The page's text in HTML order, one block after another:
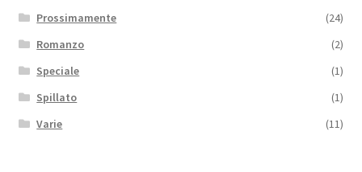
Prossimamente
(24)
Romanzo
(2)
Speciale
(1)
Spillato
(1)
Varie
(11)